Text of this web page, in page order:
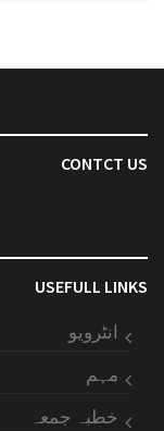
CONTCT US
USEFULL LINKS
انٹرویو
مہم
خطبہ جمعہ